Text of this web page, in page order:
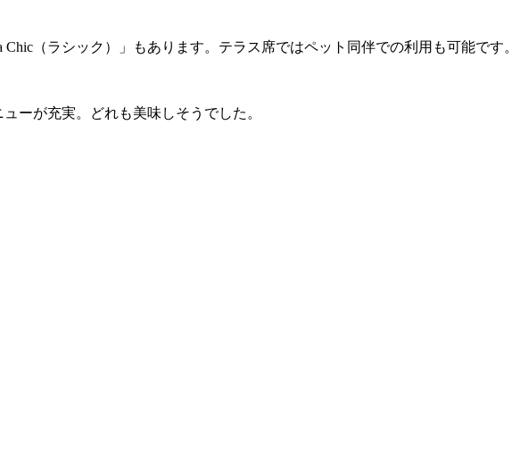
（ラシック）」もあります。テラス席ではペット同伴での利用も可能です。
ーが充実。どれも美味しそうでした。